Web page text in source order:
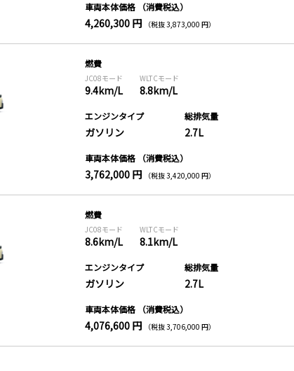
車両本体価格 （消費税込）
4,260,300 円 （税抜 3,873,000 円）
燃費
JC08モード
9.4km/L
WLTCモード
8.8km/L
エンジンタイプ
ガソリン
総排気量
2.7L
車両本体価格 （消費税込）
3,762,000 円 （税抜 3,420,000 円）
燃費
JC08モード
8.6km/L
WLTCモード
8.1km/L
エンジンタイプ
ガソリン
総排気量
2.7L
車両本体価格 （消費税込）
4,076,600 円 （税抜 3,706,000 円）